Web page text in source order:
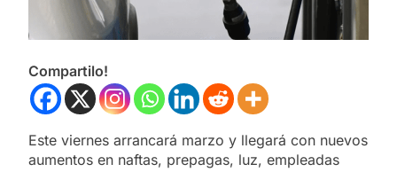
Compartilo!
Este viernes arrancará marzo y llegará con nuevos
aumentos en naftas, prepagas, luz, empleadas